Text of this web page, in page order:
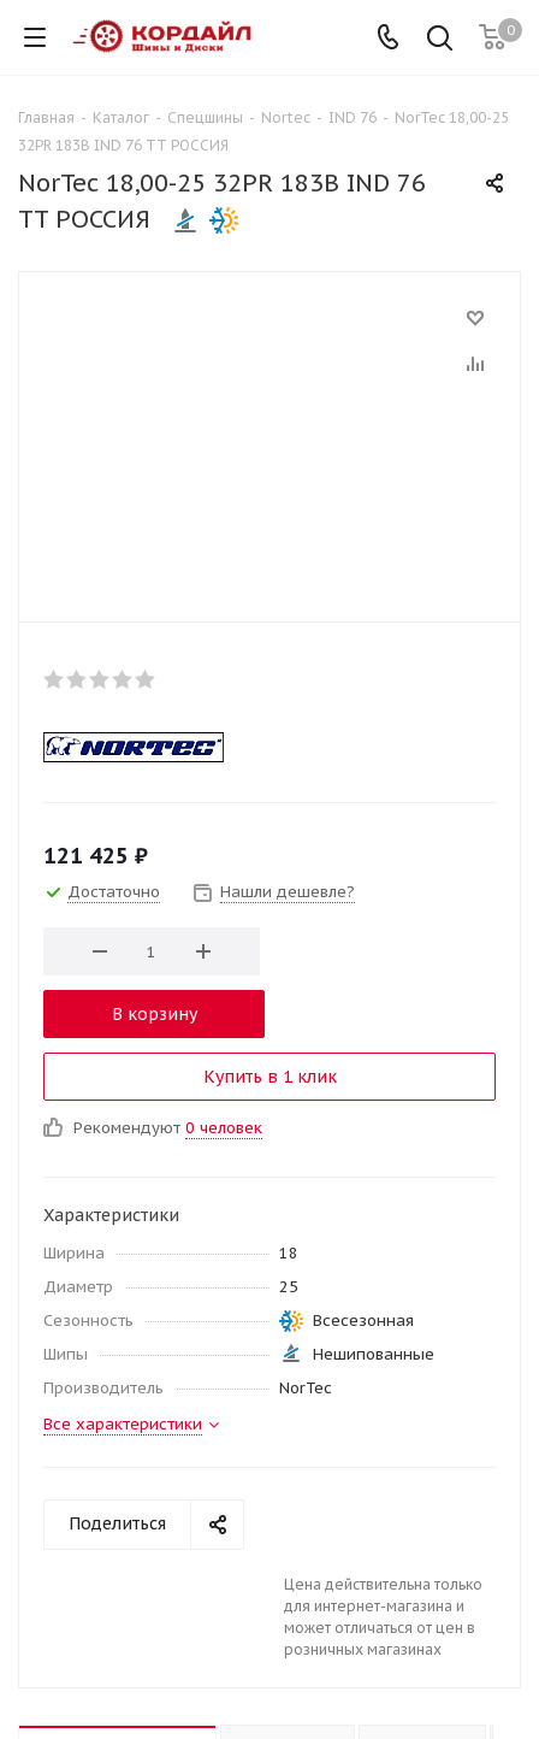
0
Главная - Каталог - Спецшины - Nortec - IND 76 - NorTec 18,00-25
32PR 183B IND 76 TT РОССИЯ
NorTec 18,00-25 32PR 183B IND 76
TT РОССИЯ
121 425 ₽
Достаточно Нашли дешевле?
В корзину
Купить в 1 клик
Рекомендуют 0 человек
Характеристики
Ширина
18
Диаметр
25
Сезонность
Всесезонная
Шипы
Нешипованные
Производитель
NorTec
Все характеристики
Поделиться
Цена действительна только
для интернет-магазина и
может отличаться от цен в
розничных магазинах